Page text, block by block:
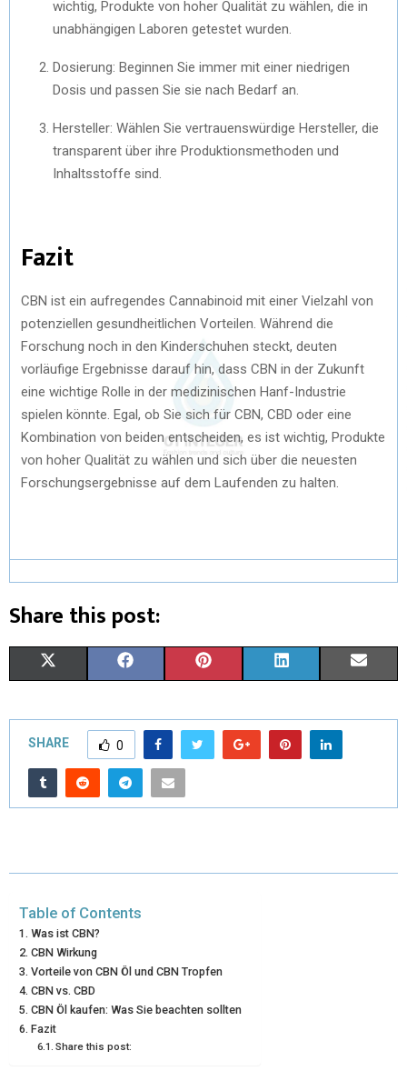
wichtig, Produkte von hoher Qualität zu wählen, die in
unabhängigen Laboren getestet wurden.
Dosierung: Beginnen Sie immer mit einer niedrigen
Dosis und passen Sie sie nach Bedarf an.
Hersteller: Wählen Sie vertrauenswürdige Hersteller, die
transparent über ihre Produktionsmethoden und
Inhaltsstoffe sind.
Fazit
CBN ist ein aufregendes Cannabinoid mit einer Vielzahl von
potenziellen gesundheitlichen Vorteilen. Während die
Forschung noch in den Kinderschuhen steckt, deuten
vorläufige Ergebnisse darauf hin, dass CBN in der Zukunft
eine wichtige Rolle in der medizinischen Hanf-Industrie
spielen könnte. Egal, ob Sie sich für CBN, CBD oder eine
Kombination von beiden entscheiden, es ist wichtig, Produkte
von hoher Qualität zu wählen und sich über die neuesten
Forschungsergebnisse auf dem Laufenden zu halten.
Share this post:
I
)
C
E
B
N
T
N
K
SHARE 0
Table of Contents
Was ist CBN?
CBN Wirkung
Vorteile von CBN Öl und CBN Tropfen
CBN vs. CBD
CBN Öl kaufen: Was Sie beachten sollten
Fazit
Share this post: